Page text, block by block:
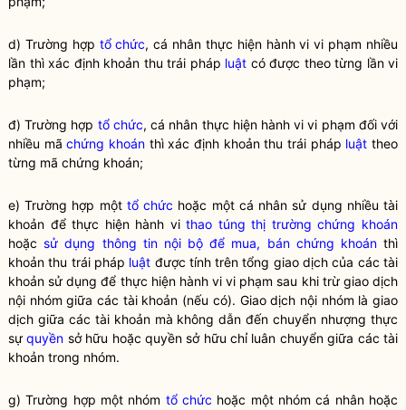
d) Trường hợp tổ chức, cá nhân thực hiện hành vi vi phạm nhiều
lần thì xác định khoản thu trái pháp luật có được theo từng lần vi
phạm;
đ) Trường hợp tổ chức, cá nhân thực hiện hành vi vi phạm đối với
nhiều mãchứng khoán thì xác định khoản thu trái pháp luật theo
từng mã chứng khoán;
e) Trường hợp một tổ chức hoặc một cá nhân sử dụng nhiều tài
khoản để thực hiện hành vithao túng thị trường chứng khoán
hoặcsử dụng thông tin nội bộ để mua, bán chứng khoánthì
khoản thu trái pháp luật được tính trên tổng giao dịch của các tài
khoản sử dụng để thực hiện hành vi vi phạm sau khi trừ giao dịch
nội nhóm giữa các tài khoản (nếu có). Giao dịch nội nhóm là giao
dịch giữa các tài khoản mà không dẫn đến chuyển nhượng thực
sựquyền sở hữu hoặc quyềnsở hữu chỉ luân chuyển giữa các tài
khoản trong nhóm.
g) Trường hợp một nhóm tổ chức hoặc một nhóm cá nhân hoặc